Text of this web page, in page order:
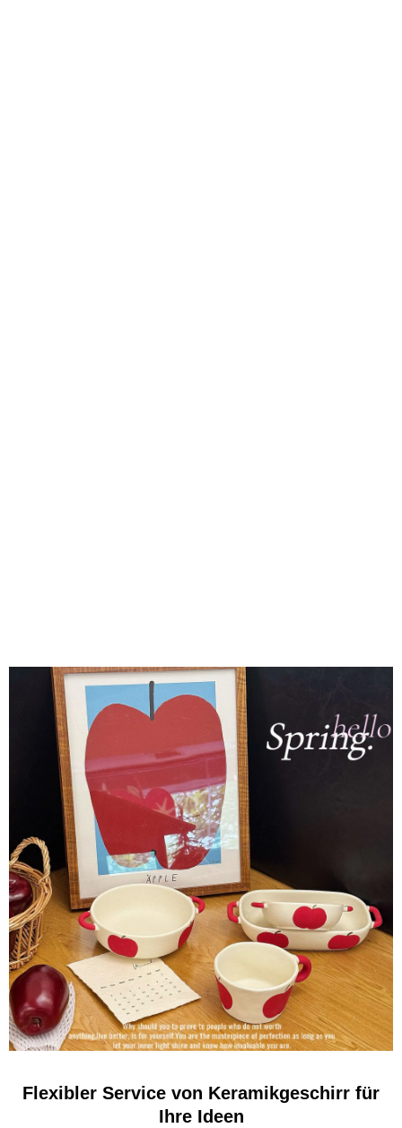
Flexibler Service von Keramikgeschirr für
Ihre Ideen